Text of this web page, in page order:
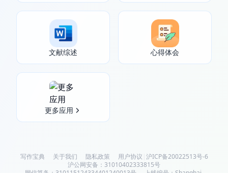
文献综述 心得体会
更多应用
写作宝典 关于我们 隐私政策 用户协议 沪ICP备20022513号-6
沪公网安备：31010402333815号